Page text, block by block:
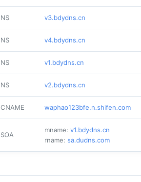
NS v3.bdydns.cn
NS v4.bdydns.cn
NS v1.bdydns.cn
NS v2.bdydns.cn
CNAME waphao123bfe.n.shifen.com
SOA
mname: v1.bdydns.cn
rname: sa.dudns.com